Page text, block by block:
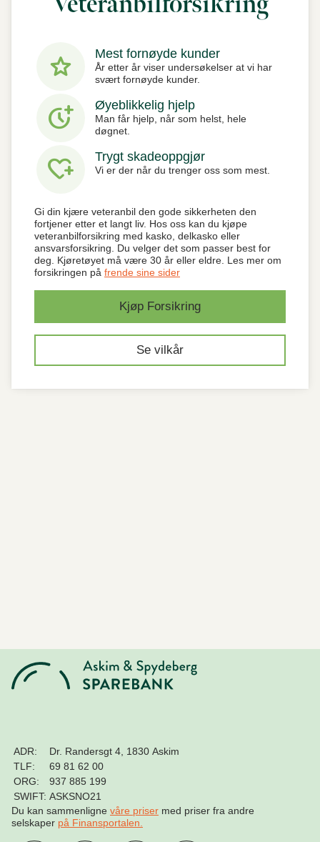
star Mest fornøyde kunder
År etter år viser undersøkelser at vi har
svært fornøyde kunder.
more_time Øyeblikkelig hjelp
Man får hjelp, når som helst, hele
døgnet.
heart_plus Trygt skadeoppgjør
Vi er der når du trenger oss som mest.
Gi din kjære veteranbil den gode sikkerheten den
fortjener etter et langt liv. Hos oss kan du kjøpe
veteranbilforsikring med kasko, delkasko eller
ansvarsforsikring. Du velger det som passer best for
deg. Kjøretøyet må være 30 år eller eldre. Les mer om
forsikringen på frende sine sider
Kjøp Forsikring
Se vilkår
ADR:
Dr. Randersgt 4, 1830 Askim
TLF:
69 81 62 00
ORG:
937 885 199
SWIFT: ASKSNO21
Du kan sammenligne våre priser med priser fra andre
selskaper på Finansportalen